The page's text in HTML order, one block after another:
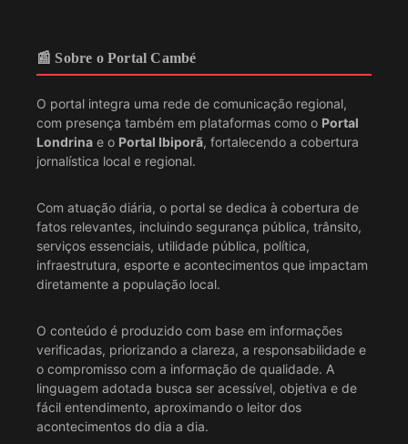
📰 Sobre o Portal Cambé
O portal integra uma rede de comunicação regional,
com presença também em plataformas como o Portal
Londrina e o Portal Ibiporã, fortalecendo a cobertura
jornalística local e regional.
Com atuação diária, o portal se dedica à cobertura de
fatos relevantes, incluindo segurança pública, trânsito,
serviços essenciais, utilidade pública, política,
infraestrutura, esporte e acontecimentos que impactam
diretamente a população local.
O conteúdo é produzido com base em informações
verificadas, priorizando a clareza, a responsabilidade e
o compromisso com a informação de qualidade. A
linguagem adotada busca ser acessível, objetiva e de
fácil entendimento, aproximando o leitor dos
acontecimentos do dia a dia.